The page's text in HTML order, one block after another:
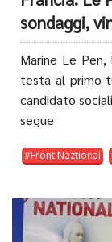
sondaggi,
Marine Le
testa al primo
candidato
segue
Front Naztional